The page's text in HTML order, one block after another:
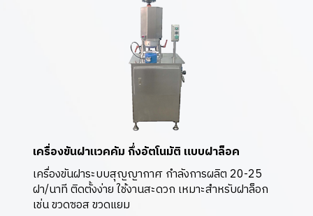
เครื่องขันฝาแวคคัม กึ่งอัตโนมัติ แบบฝาล็อค
เครื่องขันฝาระบบสุญญากาศ กำลังการผลิต 20-25
ฝา/นาที ติดตั้งง่าย ใช้งานสะดวก เหมาะสำหรับฝาล็อก
เช่น ขวดซอส ขวดแยม